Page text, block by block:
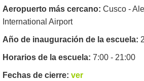
Aeropuerto más cercano: Cusco -
International Airport
Año de inauguración de la escuela:
Horarios de la escuela: 7:00 - 21:00
Fechas de cierre: ver